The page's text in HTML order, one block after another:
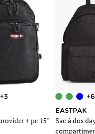
+3
+ pc 15''
+6
EASTPAK
Sac à dos